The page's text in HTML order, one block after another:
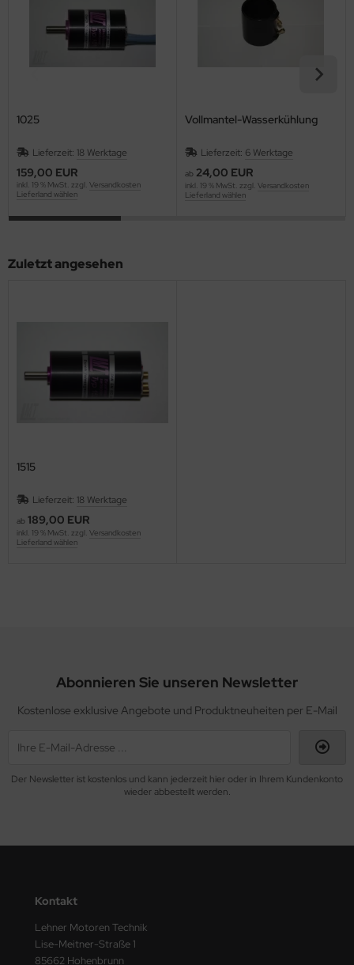
1025
Lieferzeit: 18 Werktage
159,00 EUR
inkl. 19 % MwSt. zzgl. Versandkosten
Lieferland wählen
Vollmantel-Wasserkühlung
Lieferzeit: 6 Werktage
ab 24,00 EUR
inkl. 19 % MwSt. zzgl. Versandkosten
Lieferland wählen
Zuletzt angesehen
1515
Lieferzeit: 18 Werktage
ab 189,00 EUR
inkl. 19 % MwSt. zzgl. Versandkosten
Lieferland wählen
Abonnieren Sie unseren Newsletter
Kostenlose exklusive Angebote und Produktneuheiten per E-Mail
Der Newsletter ist kostenlos und kann jederzeit hier oder in Ihrem Kundenkonto
wieder abbestellt werden.
Kontakt
Lehner Motoren Technik
Lise-Meitner-Straße 1
85662 Hohenbrunn